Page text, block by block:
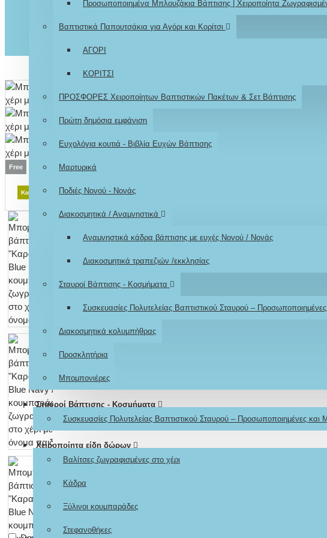
Προσωποποιημένα Μπλουζάκια Βάπτισης | Χειροποίητα
Βαπτιστικά Παπουτσάκια για Αγόρι και Κορίτσι
ΑΓΟΡΙ
ΚΟΡΙΤΣΙ
ΠΡΟΣΦΟΡΕΣ Χειροποίητων Βαπτιστικών Πακέτων & Σετ Βάπτισης
Πρώτη δημόσια εμφάνιση
Ευχολόγια κουτιά - Βιβλία Ευχών Βάπτισης
Μαρτυρικά
Ποδιές Νονού - Νονάς
Διακοσμητικά / Αναμνηστικά
Αναμνηστικά κάδρα βάπτισης με ευχές Νονού / Νονάς
Διακοσμητικά τραπεζιών /εκκλησίας
Σταυροί Βάπτισης - Κοσμήματα
Συσκευασίες Πολυτελείας Βαπτιστικού Σταυρού –
Διακοσμητικά κολυμπήθρας
Προσκλητήρια
Μπομπονιέρες
Σταυροί Βάπτισης - Κοσμήματα
Συσκευασίες Πολυτελείας Βαπτιστικού Σταυρού – Προσωποποιημένες και
Χειροποίητα είδη δώρων
Βαλίτσες ζωγραφισμένες στο χέρι
Κάδρα
Ξύλινοι κουμπαράδες
Στεφανοθήκες
Free
Κατόπιν παραγγελίας